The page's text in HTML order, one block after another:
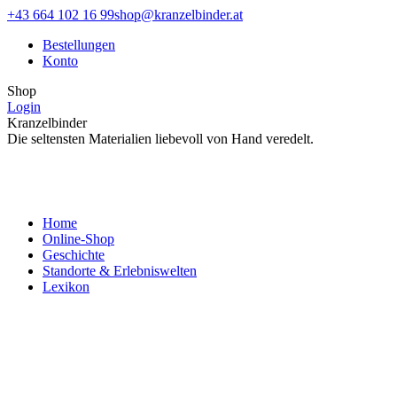
Zum
springen
Facebook
opens
window
Instagram
opens
window
+43 664 102 16 99shop@kranzelbinder.at
Bestellungen
Konto
Shop
Login
Kranzelbinder
Die seltensten Materialien liebevoll von Hand veredelt.
Home
Online-Shop
Geschichte
Standorte & Erlebniswelten
Lexikon